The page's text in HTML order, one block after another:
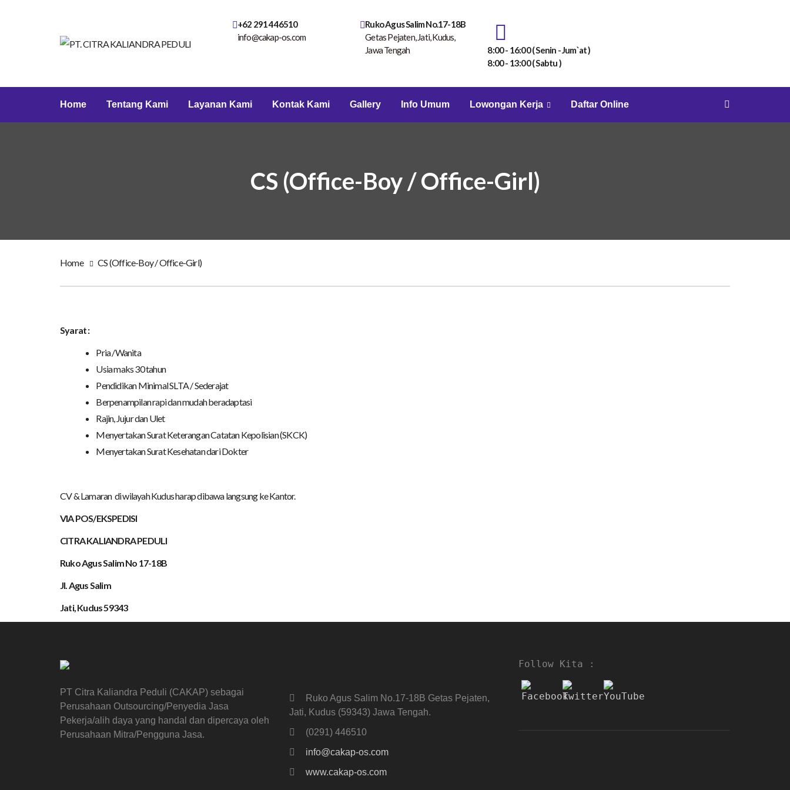
+62 291 446510
info@cakap-os.com
Ruko Agus Salim No.17-18B
Getas Pejaten, Jati, Kudus,
Jawa Tengah
8:00 - 16:00 ( Senin - Jum`at )
8:00 - 13:00 ( Sabtu )
Home Tentang Kami Layanan Kami Kontak Kami Gallery Info Umum Lowongan Kerja Daftar Online
CS (Office-Boy / Office-Girl)
Home CS (Office-Boy / Office-Girl)
Syarat :
Pria /Wanita
Usia maks 30 tahun
Pendidikan Minimal SLTA / Sederajat
Berpenampilan rapi dan mudah beradaptasi
Rajin, Jujur dan Ulet
Menyertakan Surat Keterangan Catatan Kepolisian (SKCK)
Menyertakan Surat Kesehatan dari Dokter
CV & Lamaran di wilayah Kudus harap dibawa langsung ke Kantor.
VIA POS/EKSPEDISI
CITRA KALIANDRA PEDULI
Ruko Agus Salim No 17-18B
Jl. Agus Salim
Jati, Kudus 59343
PT Citra Kaliandra Peduli (CAKAP) sebagai
Perusahaan Outsourcing/Penyedia Jasa
Pekerja/alih daya yang handal dan dipercaya oleh
Perusahaan Mitra/Pengguna Jasa.
Ruko Agus Salim No.17-18B Getas Pejaten,
Jati, Kudus (59343) Jawa Tengah.
(0291) 446510
info@cakap-os.com
www.cakap-os.com
Follow Kita :